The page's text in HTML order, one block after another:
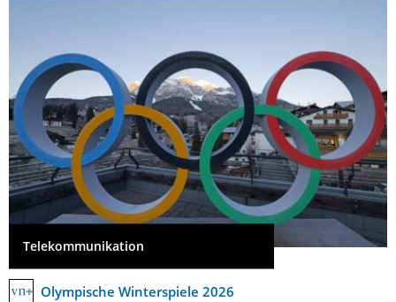
Telekommunikation
Olympische Winterspiele 2026